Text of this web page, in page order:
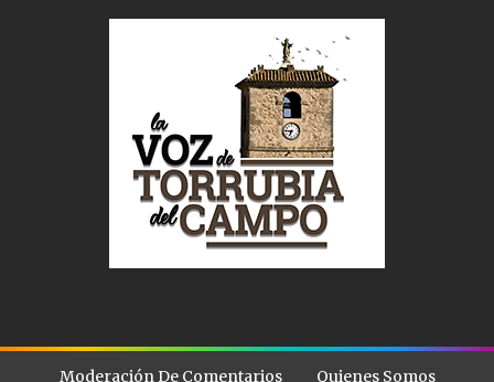
Moderación De Comentarios Quienes Somos